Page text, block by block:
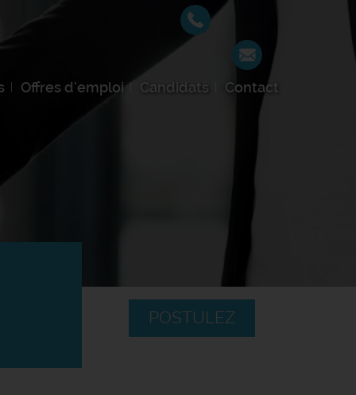
Offres d'emploi Candidats Contact
POSTULEZ